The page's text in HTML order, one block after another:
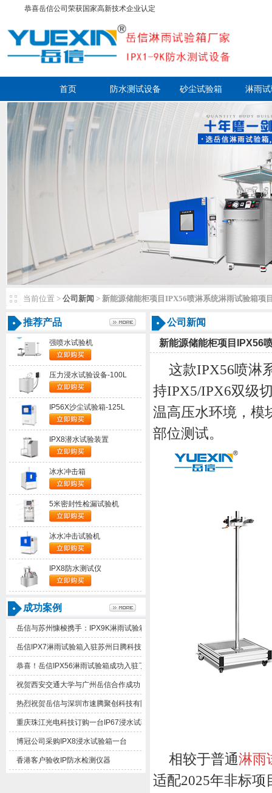
恭喜岳信公司荣获国家高新技术企业认定
首页 防水测试设备 砂尘试验箱 淋雨
走进岳信 联系
当前位置> 公司新闻 > 新能源储能柜项目IPX56喷淋系统淋雨试验箱项
推荐产品
强喷水试验机
压力浸水试验设备-100L
IP56X沙尘试验箱-125L
IPX8潜水试验装置
冰水冲击箱
5米密封性检漏试验机
冰水冲击试验机
IPX8防水测试仪
成功案例
岳信与苏州慷梭携手：IPX9K淋雨试验箱助力品质提升
岳信IPX7淋雨试验箱入驻苏州日腾科技！
恭喜！岳信IPX56淋雨试验箱成功入驻了苏州德仕耐五金
祝贺西安交通大学与广州岳信合作成功！
热烈祝贺岳信与深圳市速腾聚创科技有限公司合作成功！
重庆珠江光电科技订购一台IP67浸水试验箱
博冠公司采购IPX8浸水试验箱一台
香港客户验收IP防水检测仪器
公司新闻
新能源储能柜项目IPX56
这款IPX56喷淋
持IPX5/IPX6双级
温高压水环境，模
部位测试。
相较于普通淋雨
适配2025年非标项